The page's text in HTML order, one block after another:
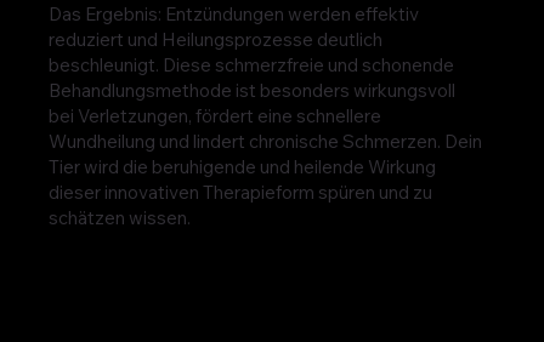
Das Ergebnis: Entzündungen werden effektiv
reduziert und Heilungsprozesse deutlich
beschleunigt. Diese schmerzfreie und schonende
Behandlungsmethode ist besonders wirkungsvoll
bei Verletzungen, fördert eine schnellere
Wundheilung und lindert chronische Schmerzen. Dein
Tier wird die beruhigende und heilende Wirkung
dieser innovativen Therapieform spüren und zu
schätzen wissen.